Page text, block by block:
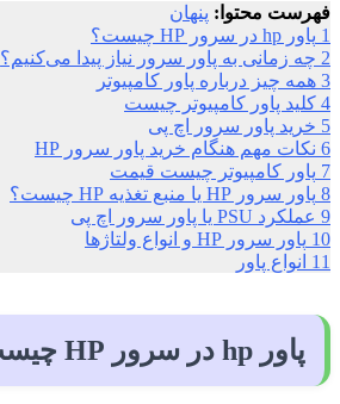
فهرست محتوا: پنهان
1 پاور hp در سرور HP چیست؟
2 چه زمانی به پاور سرور نیاز پیدا می‌کنیم؟
3 همه چیز درباره پاور کامپیوتر
4 کلید پاور کامپیوتر چیست
5 خرید پاور سرور اچ پی
6 نکات مهم هنگام خرید پاور سرور HP
7 پاور کامپیوتر چیست قیمت
8 پاور سرور HP یا منبع تغذیه HP چیست؟
9 عملکرد PSU یا پاور سرور اچ پی
10 پاور سرور HP و انواع ولتاژها
11 انواع پاور
پاور hp در سرور HP چیست؟